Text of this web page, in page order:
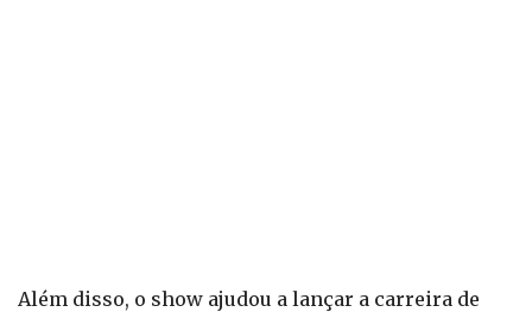
Além disso, o show ajudou a lançar a carreira de